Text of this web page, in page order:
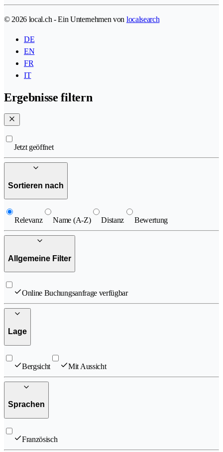
© 2026 local.ch - Ein Unternehmen von localsearch
DE
EN
FR
IT
Ergebnisse filtern
Jetzt geöffnet
Sortieren nach
Relevanz Name (A-Z) Distanz Bewertung
Allgemeine Filter
Online Buchungsanfrage verfügbar
Lage
Bergsicht Mit Aussicht
Sprachen
Französisch